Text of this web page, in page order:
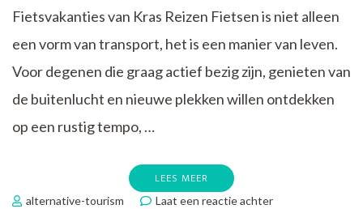
Fietsvakanties van Kras Reizen Fietsen is niet alleen
een vorm van transport, het is een manier van leven.
Voor degenen die graag actief bezig zijn, genieten van
de buitenlucht en nieuwe plekken willen ontdekken
op een rustig tempo, …
LEES MEER
alternative-tourism Laat een reactie achterop